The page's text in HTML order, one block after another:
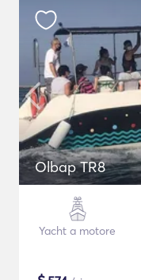
Olbap TR8
Yacht a motore